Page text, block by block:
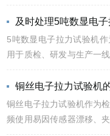
数据失准等问题，直接影
及时处理5吨数显电子拉力试验机
5吨数显电子拉力试验机
用于质检、研发与生产一
机。科学识别并及时处理
试...
铜丝电子拉力试验机的
铜丝电子拉力试验机作为
频使用易因传感器漂移、